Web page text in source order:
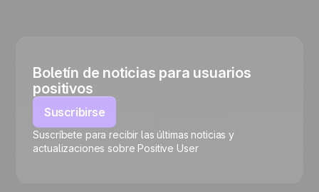
🍪
Boletín de noticias para usuarios
positivos
Suscribirse
Suscríbete para recibir las últimas noticias y
actualizaciones sobre Positive User